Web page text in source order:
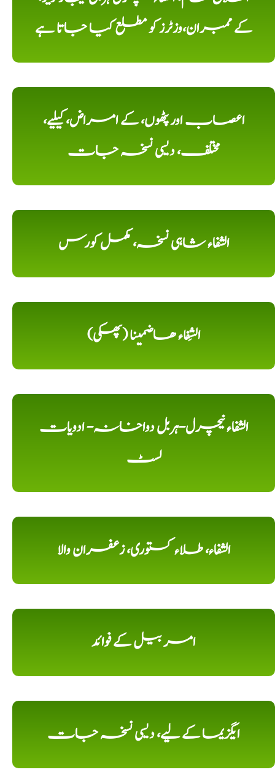
کے ممبران،وزٹرز کو مطلع کیا جاتا ہے
اعصاب اور پٹھوں، کے امراض، کیلیے،
مختلف، دیسی نسخہ جات
الشفاء شاہی نسخہ، مکمل کورس
الشِفاء ھاضمینا (پھکی)
الشفاء نیچرل-ہربل دواخانہ- ادویات
لسٹ
الشفاء، طلاء کستوری، زعفران والا
امر بیل کے فوائد
ایگزیما کے لیے، دیسی نسخہ جات